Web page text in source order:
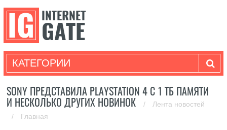
КАТЕГОРИИ
SONY ПРЕДСТАВИЛА PLAYSTATION 4 С 1 ТБ ПАМЯТИ
И НЕСКОЛЬКО ДРУГИХ НОВИНОК
/
Лента новостей
/
Главная